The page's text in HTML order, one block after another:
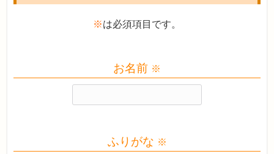
※は必須項目です。
お名前 ※
ふりがな ※